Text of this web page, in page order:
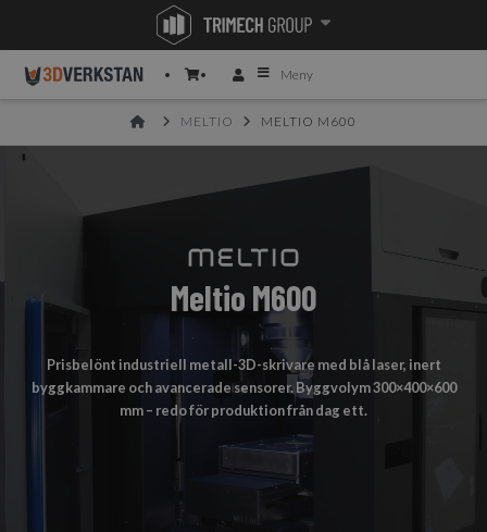
Meny
HOMEMELTIO MELTIO M600
Meltio M600
Prisbelönt industriell metall-3D-skrivare med blå laser, inert
byggkammare och avancerade sensorer. Byggvolym 300×400×600
mm – redo för produktion från dag ett.